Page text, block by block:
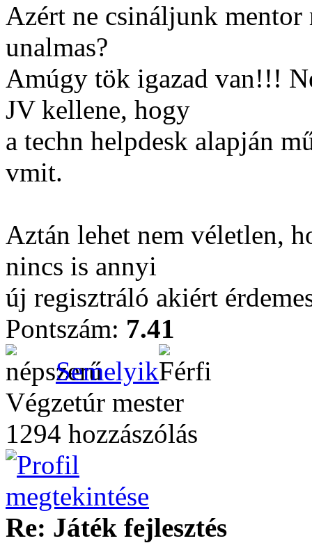
Azért ne csináljunk
unalmas?
Amúgy tök igazad van!!!
JV kellene, hogy
a techn helpdesk alapján
vmit.
Aztán lehet nem véletlen,
nincs is annyi
új regisztráló akiért
Pontszám: 7.41
Semelyik
Végzetúr mester
1294 hozzászólás
Re: Játék fejlesztés